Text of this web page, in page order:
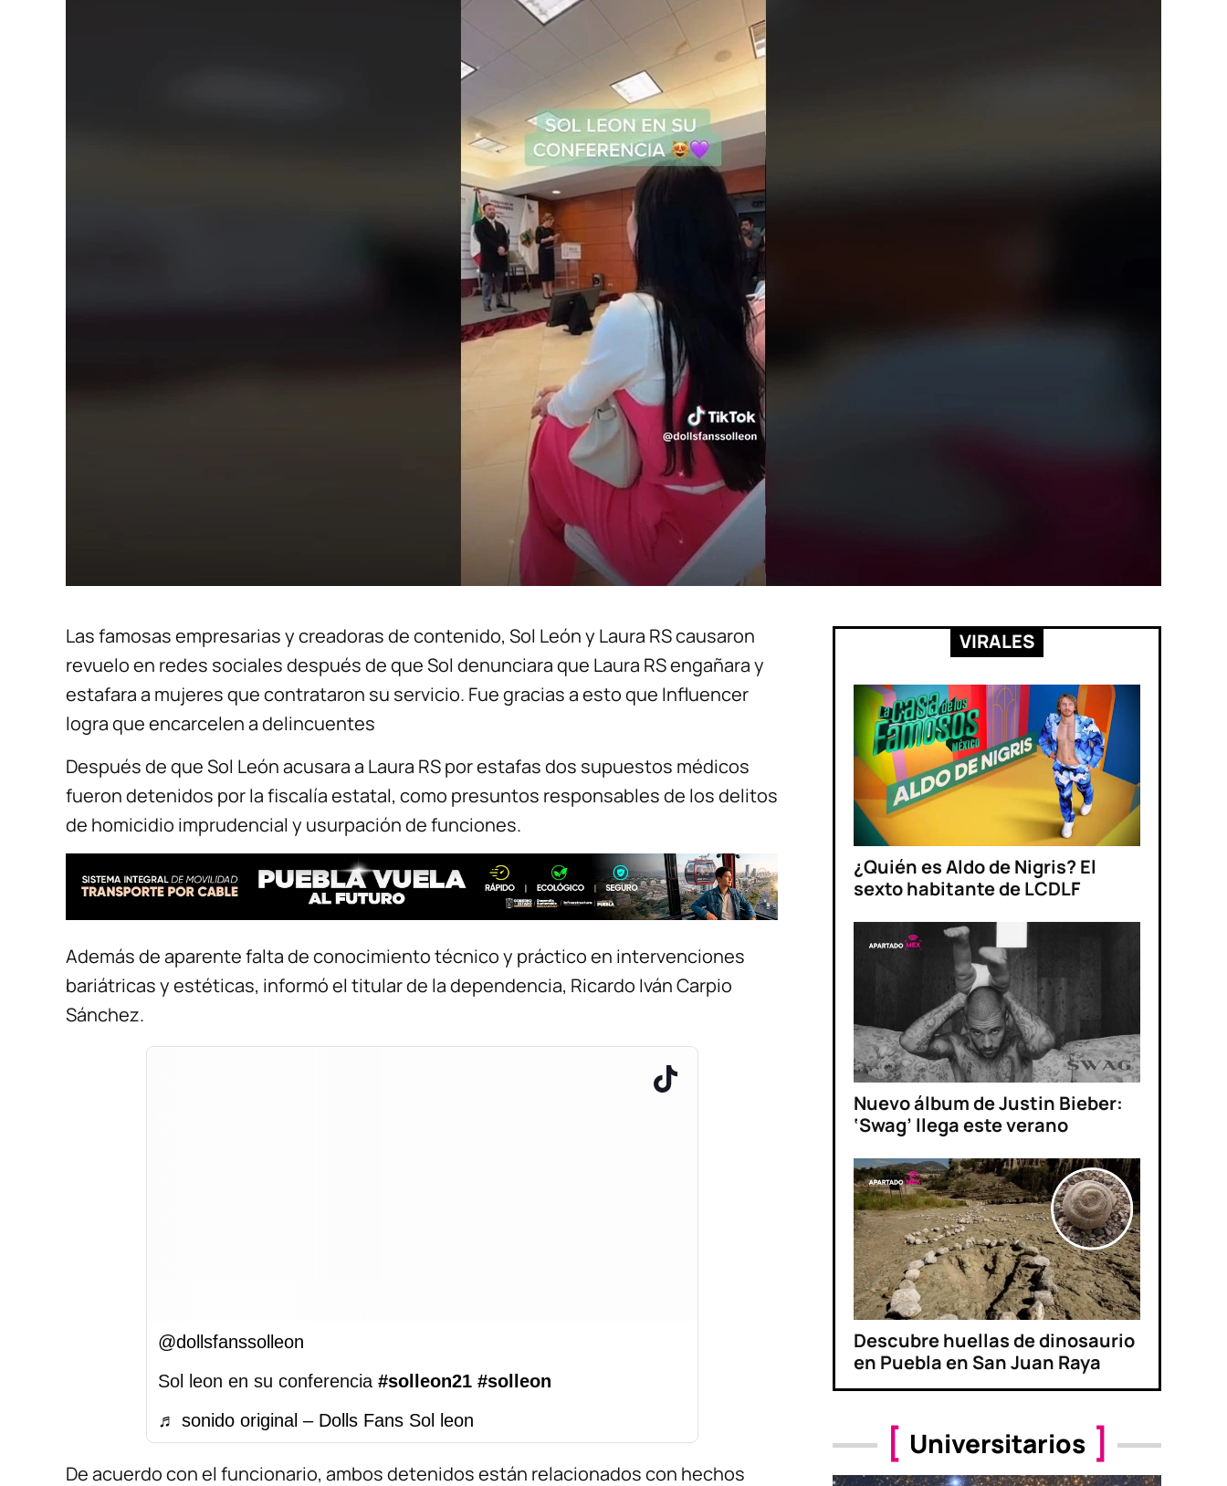
Las famosas empresarias y creadoras de contenido, Sol León y Laura RS causaron
revuelo en redes sociales después de que Sol denunciara que Laura RS engañara y
estafara a mujeres que contrataron su servicio. Fue gracias a esto que Influencer
logra que encarcelen a delincuentes
Después de que Sol León acusara a Laura RS por estafas dos supuestos médicos
fueron detenidos por la fiscalía estatal, como presuntos responsables de los delitos
de homicidio imprudencial y usurpación de funciones.
Además de aparente falta de conocimiento técnico y práctico en intervenciones
bariátricas y estéticas, informó el titular de la dependencia, Ricardo Iván Carpio
Sánchez.
@dollsfanssolleon
Sol leon en su conferencia #solleon21 #solleon
♬ sonido original – Dolls Fans Sol leon
De acuerdo con el funcionario, ambos detenidos están relacionados con hechos
VIRALES
¿Quién es Aldo de Nigris? El
sexto habitante de LCDLF
Nuevo álbum de Justin Bieber:
‘Swag’ llega este verano
Descubre huellas de dinosaurio
en Puebla en San Juan Raya
Universitarios